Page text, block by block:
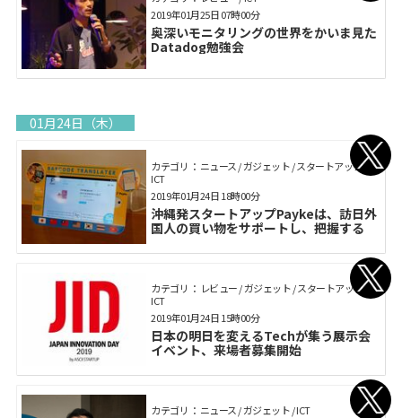
奥深いモニタリングの世界をかいま見た
Datadog勉強会
2019年01月25日 07時00分
01月24日（木）
カテゴリ： ニュース / ガジェット / スタートアップ /
ICT
沖縄発スタートアップPaykeは、訪日外
国人の買い物をサポートし、把握する
2019年01月24日 18時00分
カテゴリ： レビュー / ガジェット / スタートアップ /
ICT
日本の明日を変えるTechが集う展示会
イベント、来場者募集開始
2019年01月24日 15時00分
カテゴリ： ニュース / ガジェット / ICT